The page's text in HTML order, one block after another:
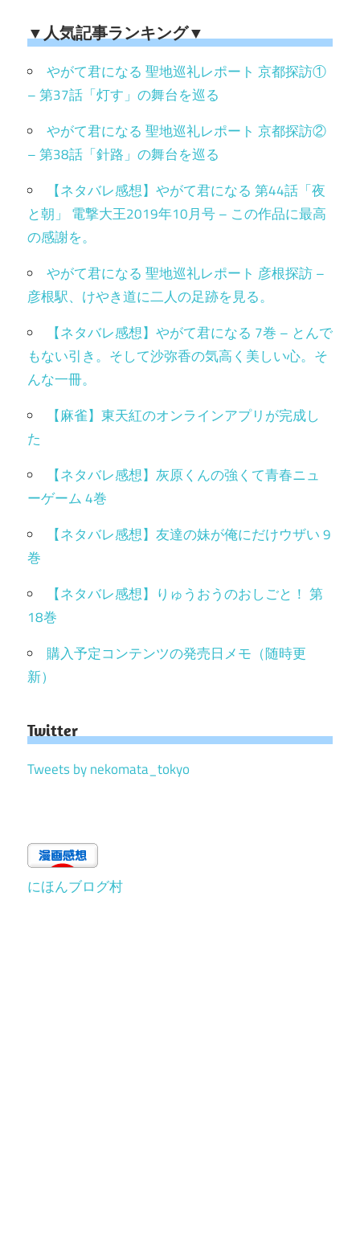
▼人気記事ランキング▼
やがて君になる 聖地巡礼レポート 京都探訪①
– 第37話「灯す」の舞台を巡る
やがて君になる 聖地巡礼レポート 京都探訪②
– 第38話「針路」の舞台を巡る
【ネタバレ感想】やがて君になる 第44話「夜
と朝」 電撃大王2019年10月号 – この作品に最高
の感謝を。
やがて君になる 聖地巡礼レポート 彦根探訪 –
彦根駅、けやき道に二人の足跡を見る。
【ネタバレ感想】やがて君になる 7巻 – とんで
もない引き。そして沙弥香の気高く美しい心。そ
んな一冊。
【麻雀】東天紅のオンラインアプリが完成し
た
【ネタバレ感想】灰原くんの強くて青春ニュ
ーゲーム 4巻
【ネタバレ感想】友達の妹が俺にだけウザい 9
巻
【ネタバレ感想】りゅうおうのおしごと！ 第
18巻
購入予定コンテンツの発売日メモ（随時更
新）
Twitter
Tweets by nekomata_tokyo
にほんブログ村